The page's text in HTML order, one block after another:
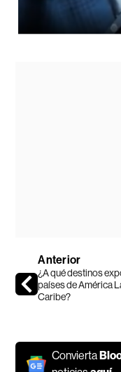
Anterior
¿A qué destinos
países de América
Caribe?
Convierta